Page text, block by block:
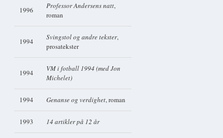
1996 Professor Andersens natt,
roman
1994 Svingstol og andre tekster,
prosatekster
1994
VM i fotball 1994 (med Jon
Michelet)
1994 Genanse og verdighet, roman
1993 14 artikler på 12 år